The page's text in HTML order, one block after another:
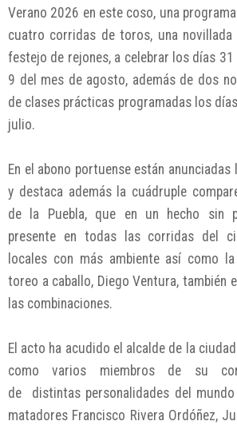
Verano 2026 en este coso, una
cuatro corridas de toros, una novillada
festejo de rejones, a celebrar los días
9 del mes de agosto, además de dos
de clases prácticas programadas los
julio.
En el abono portuense están
y destaca además la cuádruple
de la Puebla, que en un hecho sin
presente en todas las corridas del
locales con más ambiente así como
toreo a caballo, Diego Ventura, también
las combinaciones.
El acto ha acudido el alcalde de la
como varios miembros de su
de distintas personalidades del
matadores Francisco Rivera Ordóñez,